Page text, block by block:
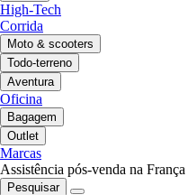
High-Tech
Corrida
Moto & scooters
Todo-terreno
Aventura
Oficina
Bagagem
Outlet
Marcas
Assistência pós-venda na França
Pesquisar